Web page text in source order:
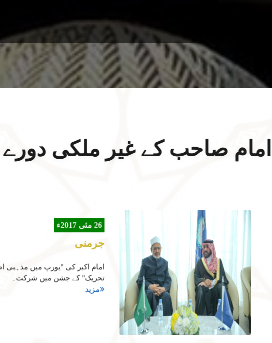
امام صاحب کے غیر ملکی دورے
26 مئی 2017ء
جرمنی
امام اکبر کی "یورپ میں مذہبی
تحریک" کے جشن میں شرکت۔
مزید